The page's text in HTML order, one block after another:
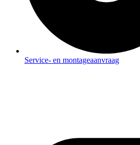
Service- en montageaanvraag